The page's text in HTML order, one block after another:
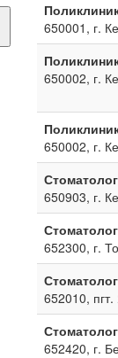
650001, г.
650002, г.
650002, г.
650903, г.
652300, г.
652010,
652420, г.